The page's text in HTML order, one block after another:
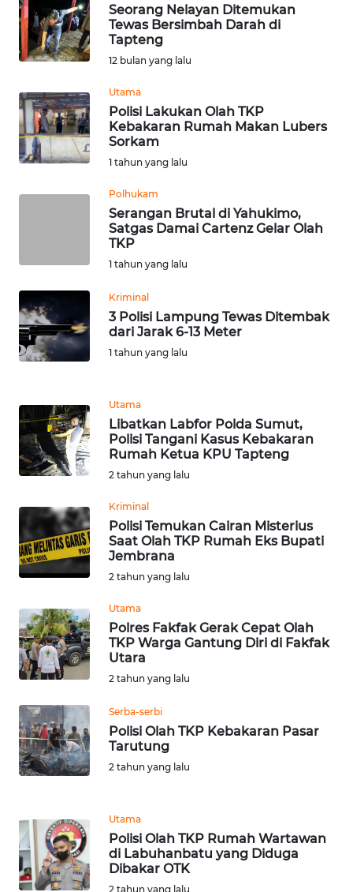
Seorang Nelayan Ditemukan
Tewas Bersimbah Darah di
Tapteng
12 bulan yang lalu
Utama
Polisi Lakukan Olah TKP
Kebakaran Rumah Makan Lubers
Sorkam
1 tahun yang lalu
Polhukam
Serangan Brutal di Yahukimo,
Satgas Damai Cartenz Gelar Olah
TKP
1 tahun yang lalu
Kriminal
3 Polisi Lampung Tewas Ditembak
dari Jarak 6-13 Meter
1 tahun yang lalu
Utama
Libatkan Labfor Polda Sumut,
Polisi Tangani Kasus Kebakaran
Rumah Ketua KPU Tapteng
2 tahun yang lalu
Kriminal
Polisi Temukan Cairan Misterius
Saat Olah TKP Rumah Eks Bupati
Jembrana
2 tahun yang lalu
Utama
Polres Fakfak Gerak Cepat Olah
TKP Warga Gantung Diri di Fakfak
Utara
2 tahun yang lalu
Serba-serbi
Polisi Olah TKP Kebakaran Pasar
Tarutung
2 tahun yang lalu
Utama
Polisi Olah TKP Rumah Wartawan
di Labuhanbatu yang Diduga
Dibakar OTK
2 tahun yang lalu
WN
NTB
WN
SULTENG
WN
SUMBAR
WN
SUMSEL
BENGKULU
WN
LAMPUNG
WN
JATENG
WN
WN
JOGJA
JATIM
WN
BALI
KALBAR
WN
KALTENG